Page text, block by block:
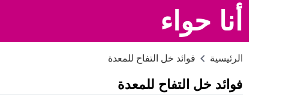
أنا حواء
الرئيسية فوائد خل التفاح للمعدة
فوائد خل التفاح للمعدة